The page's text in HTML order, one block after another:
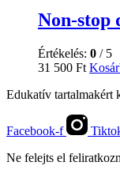
Non-stop
Értékelés: 0 / 5
31 500 Ft
Edukatív tartalmakért
Facebook-f
Ne felejts el